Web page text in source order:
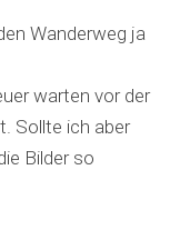
Wanderweg ja
warten vor der
Sollte ich aber
Bilder so